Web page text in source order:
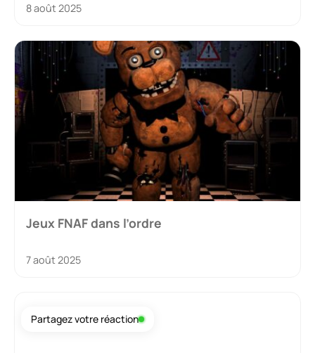
8 août 2025
Jeux FNAF dans l’ordre
7 août 2025
Partagez votre réaction